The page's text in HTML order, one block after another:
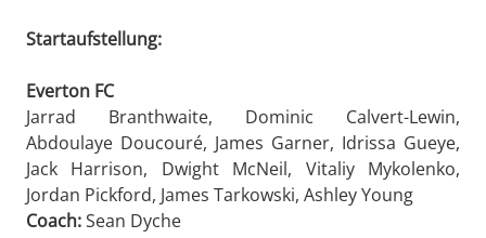
Startaufstellung:
Everton FC
Jarrad Branthwaite, Dominic Calvert-Lewin,
Abdoulaye Doucouré, James Garner, Idrissa Gueye,
Jack Harrison, Dwight McNeil, Vitaliy Mykolenko,
Jordan Pickford, James Tarkowski, Ashley Young
Coach:Sean Dyche